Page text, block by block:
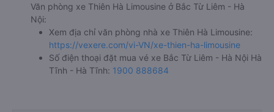
Văn phòng xe Thiên Hà Limousine ở Bắc Từ Liêm - Hà
Nội:
Xem địa chỉ văn phòng nhà xe Thiên Hà Limousine:
https://vexere.com/vi-VN/xe-thien-ha-limousine
Số điện thoại đặt mua vé xe Bắc Từ Liêm - Hà Nội Hà
Tĩnh - Hà Tĩnh: 1900 888684